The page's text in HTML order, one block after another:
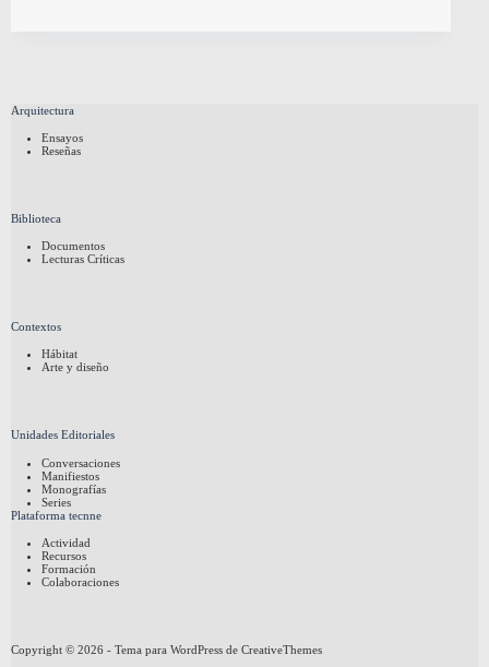
Arquitectura
Ensayos
Reseñas
Biblioteca
Documentos
Lecturas Críticas
Contextos
Hábitat
Arte y diseño
Unidades Editoriales
Conversaciones
Manifiestos
Monografías
Series
Plataforma tecnne
Actividad
Recursos
Formación
Colaboraciones
Copyright © 2026 - Tema para WordPress de CreativeThemes